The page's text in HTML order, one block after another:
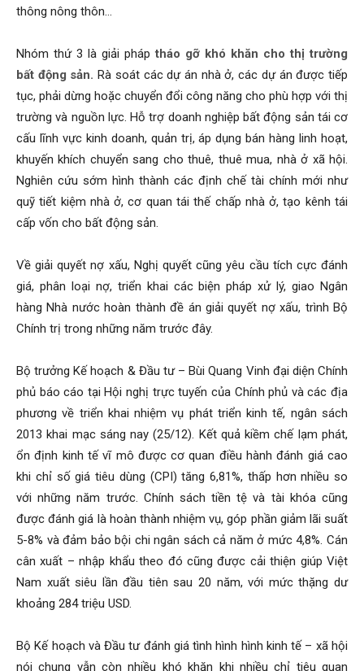
thông nông thôn…
Nhóm thứ 3 là giải pháptháo gỡ khó khăn cho thị trường
bất động sản. Rà soát các dự án nhà ở, các dự án được tiếp
tục, phải dừng hoặc chuyển đổi công năng cho phù hợp với thị
trường và nguồn lực. Hỗ trợ doanh nghiệp bất động sản tái cơ
cấu lĩnh vực kinh doanh, quản trị, áp dụng bán hàng linh hoạt,
khuyến khích chuyển sang cho thuê, thuê mua, nhà ở xã hội.
Nghiên cứu sớm hình thành các định chế tài chính mới như
quỹ tiết kiệm nhà ở, cơ quan tái thế chấp nhà ở, tạo kênh tái
cấp vốn cho bất động sản.
Về giải quyết nợ xấu, Nghị quyết cũng yêu cầu tích cực đánh
giá, phân loại nợ, triển khai các biện pháp xử lý, giao Ngân
hàng Nhà nước hoàn thành đề án giải quyết nợ xấu, trình Bộ
Chính trị trong những năm trước đây.
Bộ trưởng Kế hoạch & Đầu tư – Bùi Quang Vinh đại diện Chính
phủ báo cáo tại Hội nghị trực tuyến của Chính phủ và các địa
phương về triển khai nhiệm vụ phát triển kinh tế, ngân sách
2013 khai mạc sáng nay (25/12). Kết quả kiềm chế lạm phát,
ổn định kinh tế vĩ mô được cơ quan điều hành đánh giá cao
khi chỉ số giá tiêu dùng (CPI) tăng 6,81%, thấp hơn nhiều so
với những năm trước. Chính sách tiền tệ và tài khóa cũng
được đánh giá là hoàn thành nhiệm vụ, góp phần giảm lãi suất
5-8% và đảm bảo bội chi ngân sách cả năm ở mức 4,8%. Cán
cân xuất – nhập khẩu theo đó cũng được cải thiện giúp Việt
Nam xuất siêu lần đầu tiên sau 20 năm, với mức thặng dư
khoảng 284 triệu USD.
Bộ Kế hoạch và Đầu tư đánh giá tình hình hình kinh tế – xã hội
nói chung vẫn còn nhiều khó khăn khi nhiều chỉ tiêu quan